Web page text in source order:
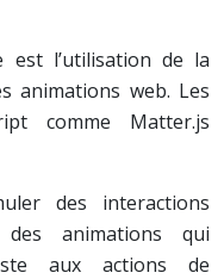
est l’utilisation de la
animations web. Les
comme Matter.js
des interactions
des animations qui
aux actions de